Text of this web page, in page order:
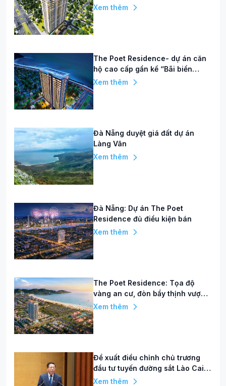
hạnh phúc”
Xem thêm
The Poet Residence- dự án căn
hộ cao cấp gần kề “Bãi biển
quyến rũ nhất hành tinh”
Xem thêm
Đà Nẵng duyệt giá đất dự án
Làng Vân
Xem thêm
Đà Nẵng: Dự án The Poet
Residence đủ điều kiện bán
Xem thêm
The Poet Residence: Tọa độ
vàng an cư, đòn bẩy thịnh vượng
giữa trung tâm Đà Nẵng
Xem thêm
Đề xuất điều chỉnh chủ trương
đầu tư tuyến đường sắt Lào Cai -
Hà Nội - Hải Phòng, vốn tăng hơn
Xem thêm